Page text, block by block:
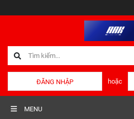
ĐĂNG NHẬP hoặc
MENU